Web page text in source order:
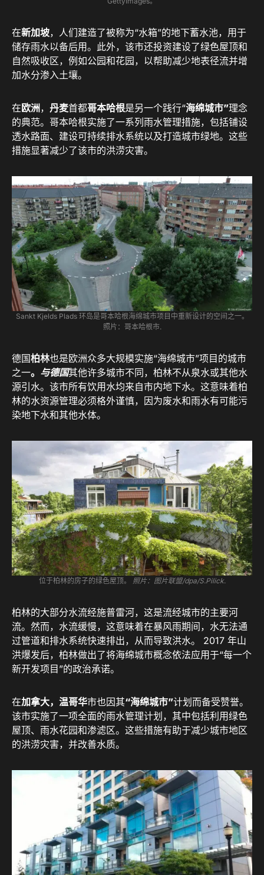
在新加坡，人们建造了被称为“水箱”的地下蓄水池，用于
储存雨水以备后用。此外，该市还投资建设了绿色屋顶和
自然吸收区，例如公园和花园，以帮助减少地表径流并增
加水分渗入土壤。
在欧洲， 丹麦首都哥本哈根是另一个践行“海绵城市”理念
的典范。哥本哈根实施了一系列雨水管理措施，包括铺设
透水路面、建设可持续排水系统以及打造城市绿地。这些
措施显著减少了该市的洪涝灾害。
Sankt Kjelds Plads 环岛是哥本哈根海绵城市项目中重新设计的空间之一。
照片：哥本哈根市.
德国柏林也是欧洲众多大规模实施“海绵城市”项目的城市
之一。 与德国其他许多城市不同，柏林不从泉水或其他水
源引水。该市所有饮用水均来自市内地下水。这意味着柏
林的水资源管理必须格外谨慎，因为废水和雨水有可能污
染地下水和其他水体。
位于柏林的房子的绿色屋顶。 照片：图片联盟/dpa/S.Pilick.
柏林的大部分水流经施普雷河，这是流经城市的主要河
流。然而，水流缓慢，这意味着在暴风雨期间，水无法通
过管道和排水系统快速排出，从而导致洪水。 2017 年山
洪爆发后，柏林做出了将海绵城市概念依法应用于“每一个
新开发项目”的政治承诺。
在加拿大， 温哥华市也因其“海绵城市”计划而备受赞誉。
该市实施了一项全面的雨水管理计划，其中包括利用绿色
屋顶、雨水花园和渗滤区。这些措施有助于减少城市地区
的洪涝灾害，并改善水质。